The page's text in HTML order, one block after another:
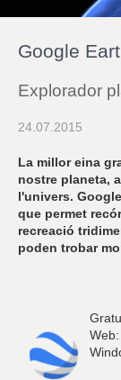
Google
Explorador
24.07.2015
La millor eina
nostre planeta,
l'univers.
que permet
recreació
poden trobar
Web: